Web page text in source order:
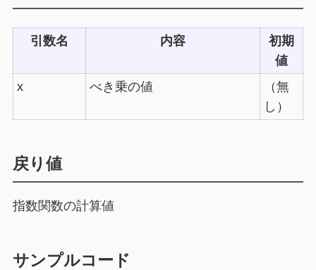
引数名 内容
初期
値
x
べき乗の値
（無
し）
戻り値
指数関数の計算値
サンプルコード